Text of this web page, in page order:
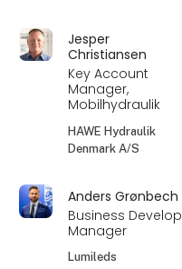
Jesper
Christiansen
Key Account
Manager,
Mobilhydraulik
HAWE Hydraulik
Denmark A/S
Anders Grønbech
Business Develop
Manager
Lumileds